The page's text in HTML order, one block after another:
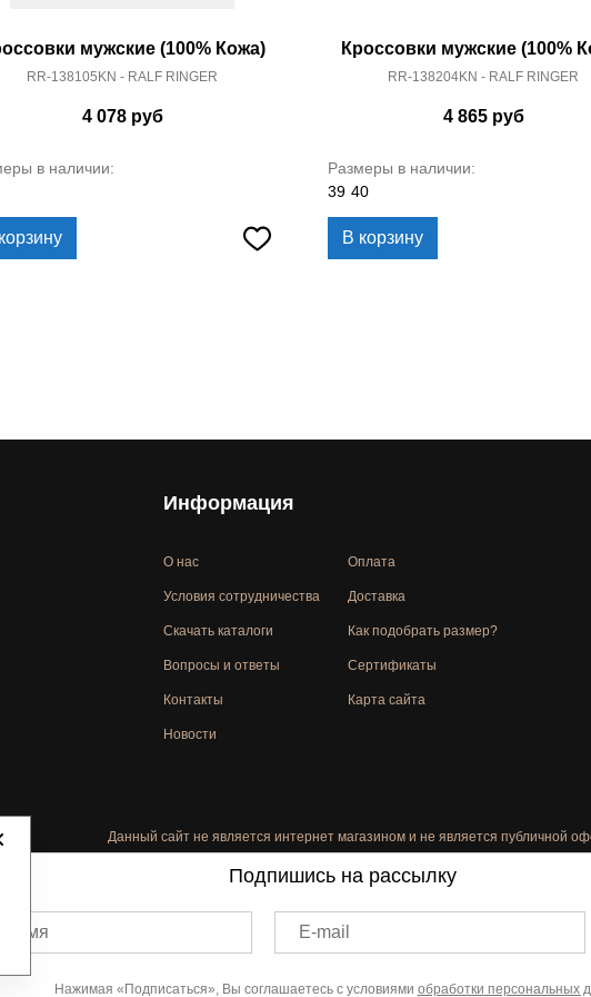
мужские (100% Кожа)
RR-138105KN - RALF RINGER
4 078руб
в наличии:
Кроссовки мужские (100%
RR-138204KN - RALF RINGER
4 865руб
Размеры в наличии:
39 40
В корзину
Информация
О нас
Условия сотрудничества
Скачать каталоги
Вопросы и ответы
Контакты
Новости
Оплата
Доставка
Как подобрать размер?
Сертификаты
Карта сайта
Данный сайт не является интернет магазином и не является публичной
Подпишись на рассылку
имя E-mail
Нажимая «Подписаться», Вы соглашаетесь с условиями обработки персональных